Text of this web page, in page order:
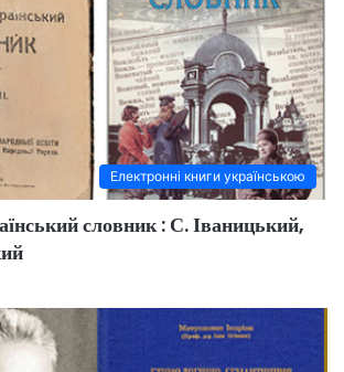
Електронні книги українською
словник : С. Іваницький,